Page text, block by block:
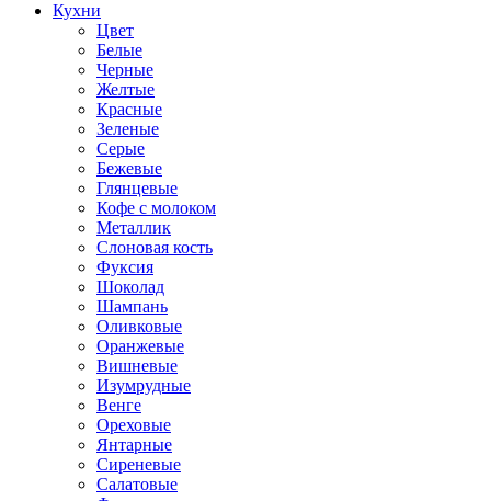
Кухни
Цвет
Белые
Черные
Желтые
Красные
Зеленые
Серые
Бежевые
Глянцевые
Кофе с молоком
Металлик
Слоновая кость
Фуксия
Шоколад
Шампань
Оливковые
Оранжевые
Вишневые
Изумрудные
Венге
Ореховые
Янтарные
Сиреневые
Салатовые